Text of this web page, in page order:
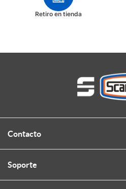
Retiro en tienda
Contacto
Soporte